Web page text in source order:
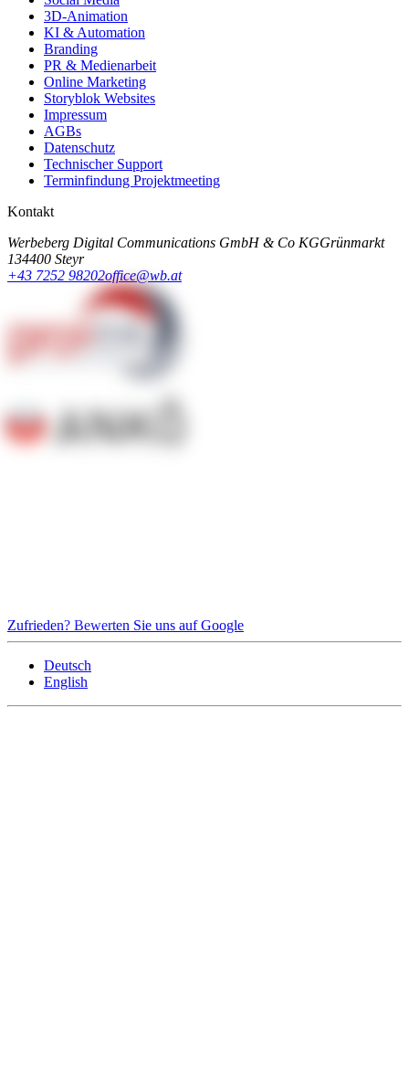
3D-Animation
KI & Automation
Branding
PR & Medienarbeit
Online Marketing
Storyblok Websites
Impressum
AGBs
Datenschutz
Technischer Support
Terminfindung Projektmeeting
Kontakt
Werbeberg Digital Communications GmbH & Co KGGrünmarkt
134400 Steyr
+43 7252 98202office@wb.at
Zufrieden? Bewerten Sie uns auf Google
Deutsch
English